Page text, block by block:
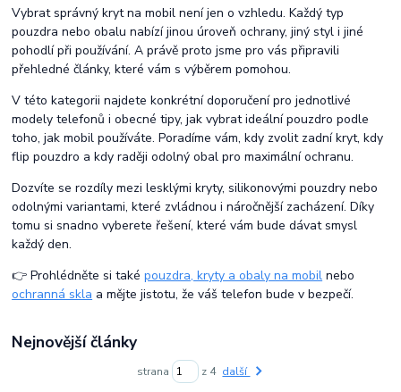
Vybrat správný kryt na mobil není jen o vzhledu. Každý typ
pouzdra nebo obalu nabízí jinou úroveň ochrany, jiný styl i jiné
pohodlí při používání. A právě proto jsme pro vás připravili
přehledné články, které vám s výběrem pomohou.
V této kategorii najdete konkrétní doporučení pro jednotlivé
modely telefonů i obecné tipy, jak vybrat ideální pouzdro podle
toho, jak mobil používáte. Poradíme vám, kdy zvolit zadní kryt, kdy
flip pouzdro a kdy raději odolný obal pro maximální ochranu.
Dozvíte se rozdíly mezi lesklými kryty, silikonovými pouzdry nebo
odolnými variantami, které zvládnou i náročnější zacházení. Díky
tomu si snadno vyberete řešení, které vám bude dávat smysl
každý den.
👉 Prohlédněte si taképouzdra, kryty a obaly na mobil nebo
ochranná skla a mějte jistotu, že váš telefon bude v bezpečí.
Nejnovější články
strana z 4 další